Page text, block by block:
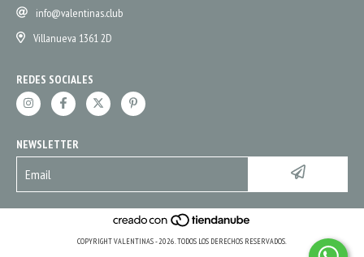
info@valentinas.club
Villanueva 1361 2D
REDES SOCIALES
NEWSLETTER
COPYRIGHT VALENTINAS - 2026. TODOS LOS DERECHOS RESERVADOS.